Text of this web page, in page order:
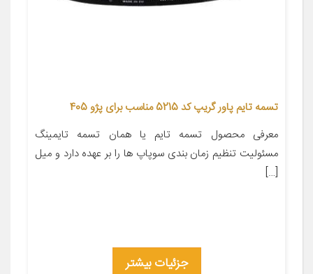
تسمه تایم پاور گریپ کد 5215 مناسب برای پژو 405
معرفی محصول تسمه تایم یا همان تسمه تایمینگ
مسئولیت تنظیم زمان بندی سوپاپ ها را بر عهده دارد و میل
[…]
جزئیات بیشتر